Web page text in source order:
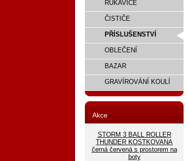
RUKAVICE
ČISTIČE
PŘÍSLUŠENSTVÍ
OBLEČENÍ
BAZAR
GRAVÍROVÁNÍ KOULÍ
Akce
STORM 3 BALL ROLLER
THUNDER KOSTKOVANA
černá červená s prostorem na
boty